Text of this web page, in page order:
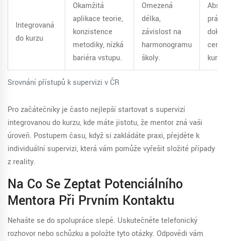
Srovnání přístupů k supervizi v ČR
Integrovaná
do kurzu
Okamžitá
aplikace teorie,
konzistence
metodiky, nízká
bariéra vstupu.
Omezená
délka,
závislost na
harmonogramu
školy.
právě
Pro začátečníky je často nejlepší startovat s supervizí
integrovanou do kurzu, kde máte jistotu, že mentor zná vaši
úroveň. Postupem času, když si zakládáte praxi, přejděte k
individuální supervizi, která vám pomůže vyřešit složité případy
z reality.
Na Co Se Zeptat Potenciálního
Mentora Při Prvním Kontaktu
Nehašte se do spolupráce slepě. Uskutečněte telefonický
rozhovor nebo schůzku a položte tyto otázky. Odpovědi vám